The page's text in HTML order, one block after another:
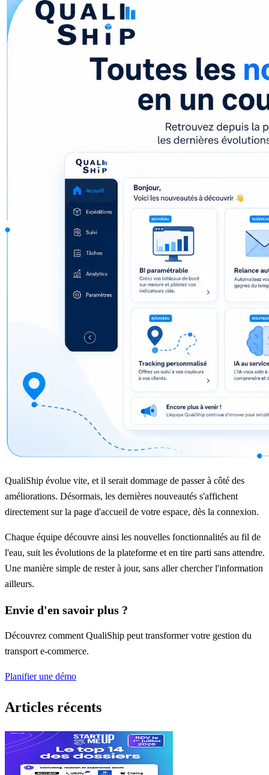
QualiShip évolue vite, et il serait dommage de passer à côté des
améliorations. Désormais, les dernières nouveautés s'affichent
directement sur la page d'accueil de votre espace, dès la connexion.
Chaque équipe découvre ainsi les nouvelles fonctionnalités au fil de
l'eau, suit les évolutions de la plateforme et en tire parti sans attendre.
Une manière simple de rester à jour, sans aller chercher l'information
ailleurs.
Envie d'en savoir plus ?
Découvrez comment QualiShip peut transformer votre gestion du
transport e-commerce.
Planifier une démo
Articles récents